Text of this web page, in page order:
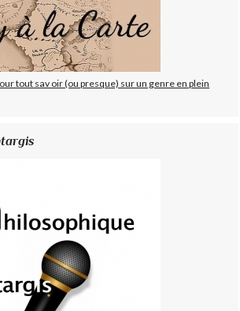
tout sav oir (ou presque) sur un genre en plein